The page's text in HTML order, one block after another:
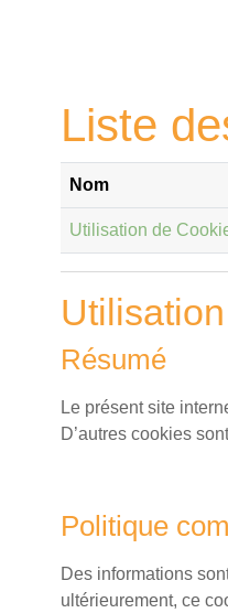
Liste
Nom
Utilisation de
Résumé
Le présent site
D’autres cookies
Politique
Des informations
ultérieurement, ce